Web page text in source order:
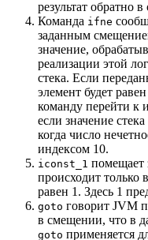
результат обратно в
Команда ifne
заданным
значение,
реализации этой
стека. Если
элемент будет
команду перейти к
если значение
когда число
индексом 10.
iconst_1 помещает
происходит только
равен 1. Здесь 1
goto говорит JVM
в смещении, что в
goto применяется